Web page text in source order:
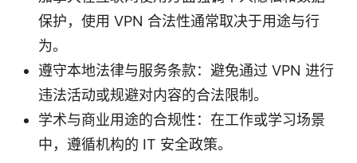
保护，使用 VPN 合法性通常取决于用途与行
为。
遵守本地法律与服务条款：避免通过 VPN 进行
违法活动或规避对内容的合法限制。
学术与商业用途的合规性：在工作或学习场景
中，遵循机构的 IT 安全政策。